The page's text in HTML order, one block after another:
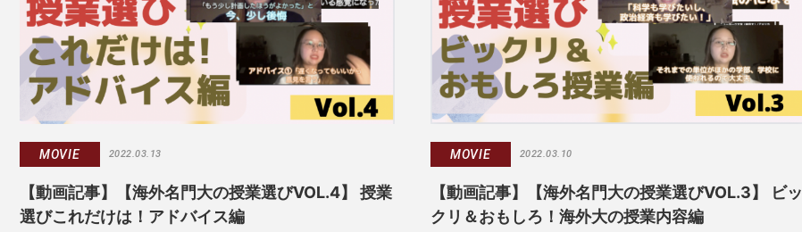
MOVIE 2022.03.13
【動画記事】【海外名門大の授業選びVOL.4】 授業
選びこれだけは！アドバイス編
MOVIE 2022.03.10
【動画記事】【海外名門大の授業選びVOL.3】 ビッ
クリ＆おもしろ！海外大の授業内容編